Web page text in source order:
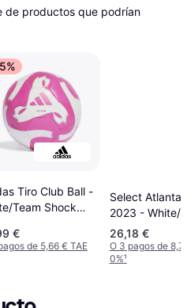
de productos que podrían
Tiro Club Ball -
Team Shock
€
de 5,66 € TAE
Select Atlanta
2023 - White/
26,18 €
O 3 pagos de
0%¹